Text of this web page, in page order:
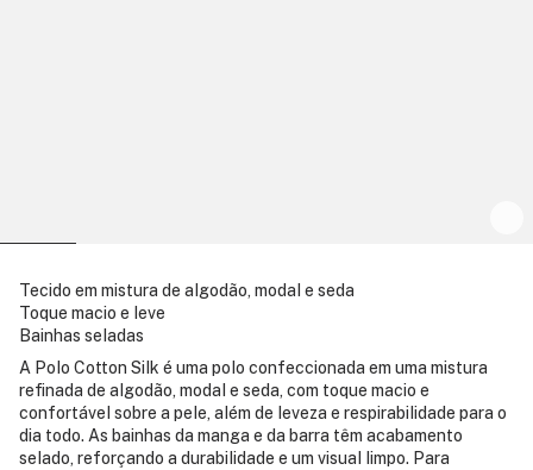
Tecido em mistura de algodão, modal e seda
Toque macio e leve
Bainhas seladas
A Polo Cotton Silk é uma polo confeccionada em uma mistura
refinada de algodão, modal e seda, com toque macio e
confortável sobre a pele, além de leveza e respirabilidade para o
dia todo. As bainhas da manga e da barra têm acabamento
selado, reforçando a durabilidade e um visual limpo. Para